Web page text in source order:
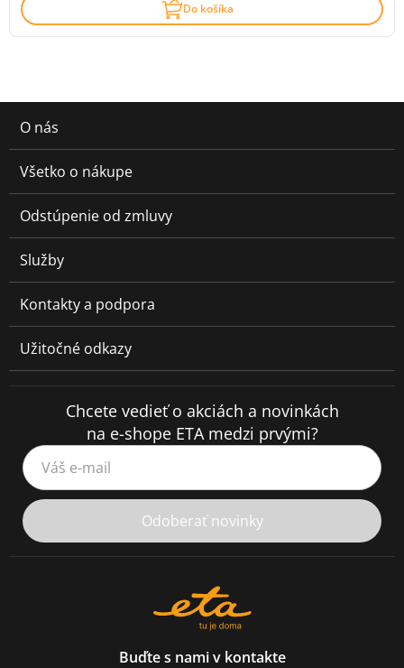
Do košíka
O nás
Všetko o nákupe
Odstúpenie od zmluvy
Služby
Kontakty a podpora
Užitočné odkazy
Chcete vedieť o akciách a novinkách
na e-shope ETA medzi prvými?
Váš e-mail
Odoberať novinky
Buďte s nami v kontakte